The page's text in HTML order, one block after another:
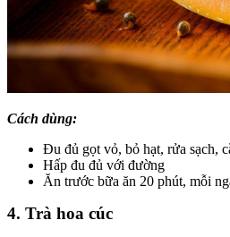
Cách dùng:
Đu đủ gọt vỏ, bỏ hạt, rửa sạch,
Hấp đu đủ với đường
Ăn trước bữa ăn 20 phút, mỗi
4. Trà hoa cúc